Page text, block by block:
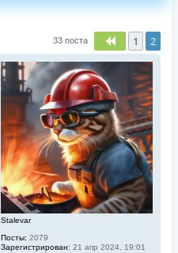
33 поста Пред.
1 2
Stalevar
Посты: 2079
Зарегистрирован: 21 апр 2024, 19:01